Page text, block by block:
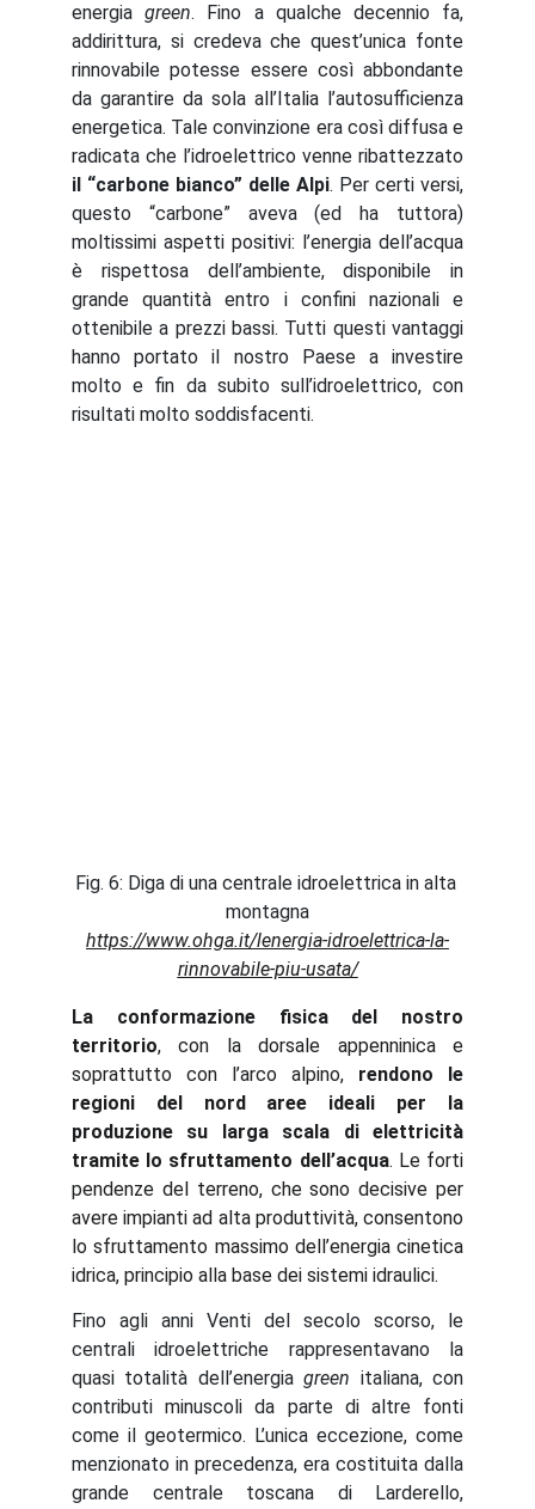
energiagreen. Fino a qualche decennio fa,
addirittura, si credeva che quest’unica fonte
rinnovabile potesse essere così abbondante
da garantire da sola all’Italia l’autosufficienza
energetica. Tale convinzione era così diffusa e
radicata che l’idroelettrico venne ribattezzato
il “carbone bianco” delle Alpi. Per certi versi,
questo “carbone” aveva (ed ha tuttora)
moltissimi aspetti positivi: l’energia dell’acqua
è rispettosa dell’ambiente, disponibile in
grande quantità entro i confini nazionali e
ottenibile a prezzi bassi. Tutti questi vantaggi
hanno portato il nostro Paese a investire
molto e fin da subito sull’idroelettrico, con
risultati molto soddisfacenti.
Fig. 6: Diga di una centrale idroelettrica in alta
montagna
https://www.ohga.it/lenergia-idroelettrica-la-
rinnovabile-piu-usata/
La conformazione fisica del nostro
territorio, con la dorsale appenninica e
soprattutto con l’arco alpino, rendono le
regioni del nord aree ideali per la
produzione su larga scala di elettricità
tramite lo sfruttamento dell’acqua. Le forti
pendenze del terreno, che sono decisive per
avere impianti ad alta produttività, consentono
lo sfruttamento massimo dell’energia cinetica
idrica, principio alla base dei sistemi idraulici.
Fino agli anni Venti del secolo scorso, le
centrali idroelettriche rappresentavano la
quasi totalità dell’energiagreen italiana, con
contributi minuscoli da parte di altre fonti
come il geotermico. L’unica eccezione, come
menzionato in precedenza, era costituita dalla
grande centrale toscana di Larderello,